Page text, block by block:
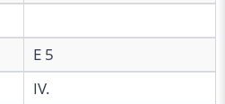
E 5
IV.